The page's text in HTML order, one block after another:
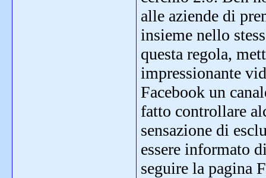
alle aziende di
insieme nello
questa regola,
impressionante
Facebook un
fatto controllare
sensazione di
essere informato
seguire la pagina